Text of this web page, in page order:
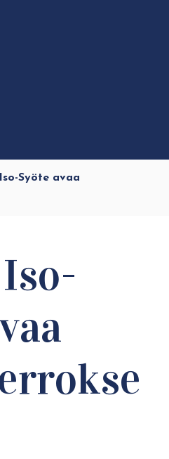
Syöte avaa